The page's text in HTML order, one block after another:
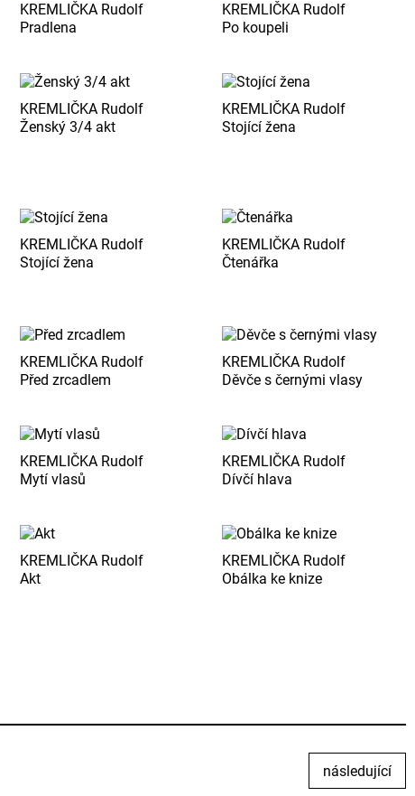
KREMLIČKA Rudolf
Pradlena
KREMLIČKA Rudolf
Po koupeli
KREMLIČKA Rudolf
Ženský 3/4 akt
KREMLIČKA Rudolf
Stojící žena
KREMLIČKA Rudolf
Stojící žena
KREMLIČKA Rudolf
Čtenářka
KREMLIČKA Rudolf
Před zrcadlem
KREMLIČKA Rudolf
Děvče s černými vlasy
KREMLIČKA Rudolf
Mytí vlasů
KREMLIČKA Rudolf
Dívčí hlava
KREMLIČKA Rudolf
Akt
KREMLIČKA Rudolf
Obálka ke knize
následující